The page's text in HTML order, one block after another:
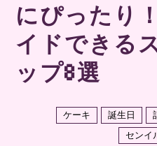
にぴったり
イドできる
ップ8選
ケーキ 誕生日
センイ